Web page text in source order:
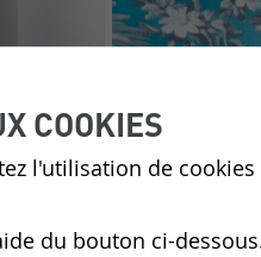
COOKIES
l'utilisation de
du bouton ci-